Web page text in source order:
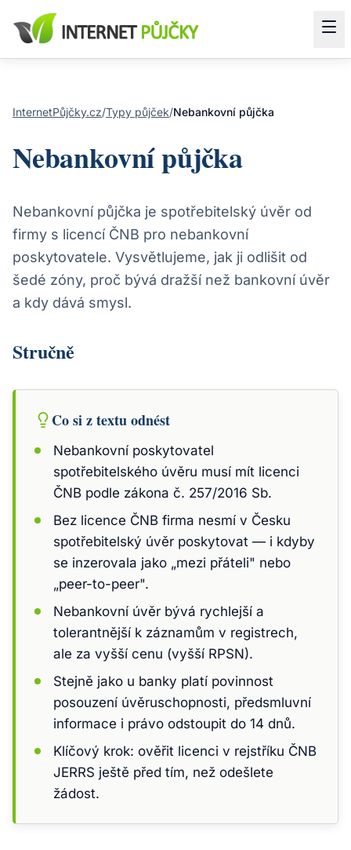
InternetPůjčky.cz/Typy půjček/Nebankovní půjčka
Nebankovní půjčka
Nebankovní půjčka je spotřebitelský úvěr od
firmy s licencí ČNB pro nebankovní
poskytovatele. Vysvětlujeme, jak ji odlišit od
šedé zóny, proč bývá dražší než bankovní úvěr
a kdy dává smysl.
Stručně
Co si z textu odnést
Nebankovní poskytovatel
spotřebitelského úvěru musí mít licenci
ČNB podle zákona č. 257/2016 Sb.
Bez licence ČNB firma nesmí v Česku
spotřebitelský úvěr poskytovat — i kdyby
se inzerovala jako „mezi přáteli" nebo
„peer-to-peer".
Nebankovní úvěr bývá rychlejší a
tolerantnější k záznamům v registrech,
ale za vyšší cenu (vyšší RPSN).
Stejně jako u banky platí povinnost
posouzení úvěruschopnosti, předsmluvní
informace i právo odstoupit do 14 dnů.
Klíčový krok: ověřit licenci v rejstříku ČNB
JERRS ještě před tím, než odešlete
žádost.